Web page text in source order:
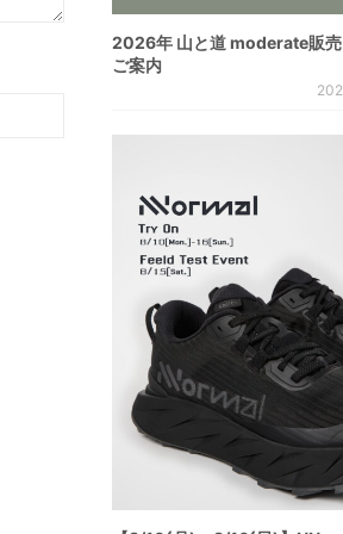
2026年 山と道 moderate販
ご案内